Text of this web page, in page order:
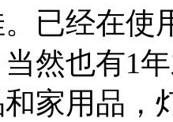
已经在使
然也有1
家用品，